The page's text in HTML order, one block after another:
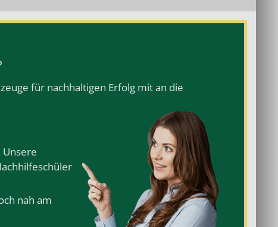
für nachhaltigen Erfolg mit an die
Unsere
nah am